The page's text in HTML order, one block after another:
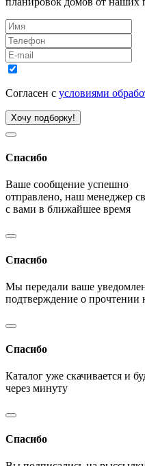
Согласен с условиями
Хочу подборку!
Спасибо
Ваше сообщение успешно
отправлено, наш менеджер
с вами в ближайшее время
Спасибо
Мы передали ваше
подтверждение о прочтении
Спасибо
Каталог уже скачивается и
через минуту
Спасибо